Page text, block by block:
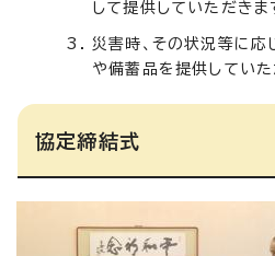
して提供していただきま
災害時、その状況等に応
や備蓄品を提供していた
協定締結式